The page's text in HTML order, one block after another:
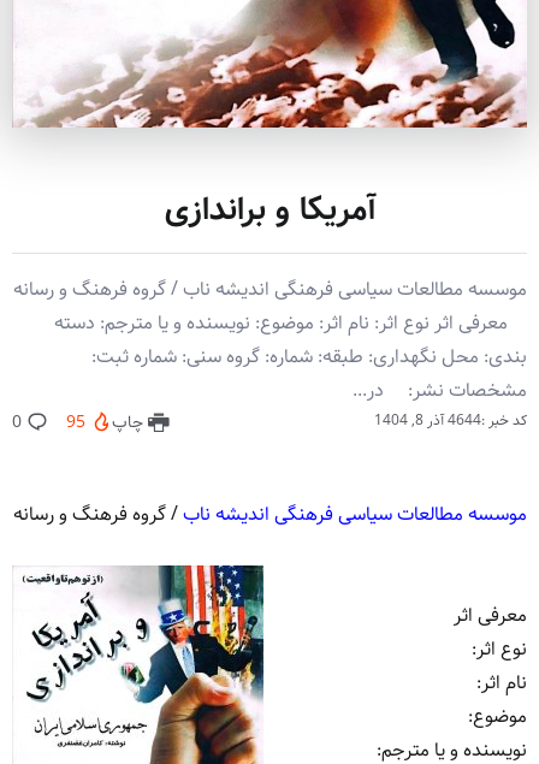
آمریکا و براندازی
موسسه مطالعات سیاسی فرهنگی اندیشه ناب / گروه فرهنگ و رسانه
معرفی اثر نوع اثر: نام اثر: موضوع: نویسنده و یا مترجم: دسته
بندی: محل نگهداری: طبقه: شماره: گروه سنی: شماره ثبت:
مشخصات نشر: ‏‫ ‏ در...
کد خبر :4644 آذر 8, 1404 چاپ 95
0
موسسه مطالعات سیاسی فرهنگی اندیشه ناب/گروه فرهنگ و رسانه
معرفی اثر
نوع اثر:
نام اثر:
موضوع:
نویسنده و یا مترجم: